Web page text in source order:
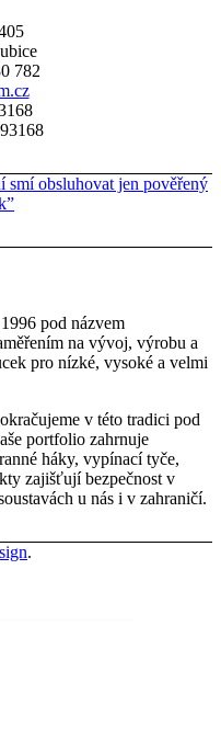
782
pod názvem
na vývoj, výrobu a
pro nízké, vysoké a velmi
v této tradici pod
portfolio zahrnuje
háky, vypínací tyče,
zajišťují bezpečnost v
u nás i v zahraničí.
.